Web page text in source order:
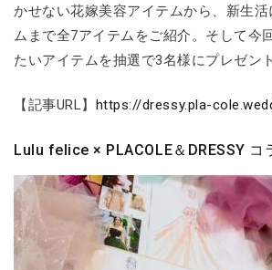
かせない花嫁美容アイテムから、新生
ムまで全7アイテムをご紹介。そして今
たいアイテムを抽選で3名様にプレゼン
【記事URL】 https://dressy.pla-
Lulu felice × PLACOLE＆DRESSY コ